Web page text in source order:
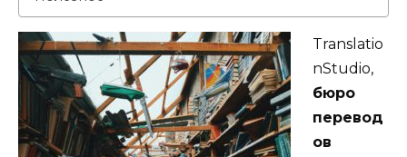
Translatio
nStudio,
бюро
перевод
ов